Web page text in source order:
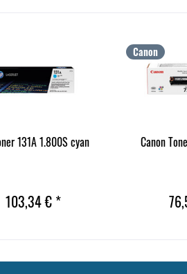
131A 1.800S cyan
103,34 € *
Canon
Canon